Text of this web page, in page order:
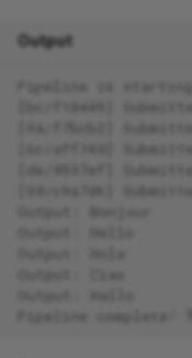
Output
[bc/f10449]
[9a/f7bcb2]
[6c/aff748]
[de/8937ef]
[98/c9a7d6]
Output: Ciao
Pipeline complete! 👋